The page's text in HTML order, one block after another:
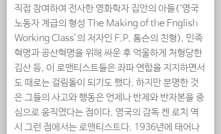
직접 참여하여 전사한 영화학자 집안의 아들(‘영국
노동자 계급의 형성 The Making of the English
Working Class’의 저자인 E.P. 톰슨의 친형), 민족
혁명과 공산혁명을 위해 싸운 후 억울하게 처형당한
김산 등, 이 로맨티스트들은 좌파 연합을 지지하면서
도 때로는 걸림돌이 되기도 했다. 하지만 분명한 것
은 그들의 사고와 행동은 언제나 반제와 반자본을 중
심으로 움직였다는 점이다. 영국의 감독 켄 로치 역
시 그런 점에서는 로맨티스트다. 1936년에 태어나